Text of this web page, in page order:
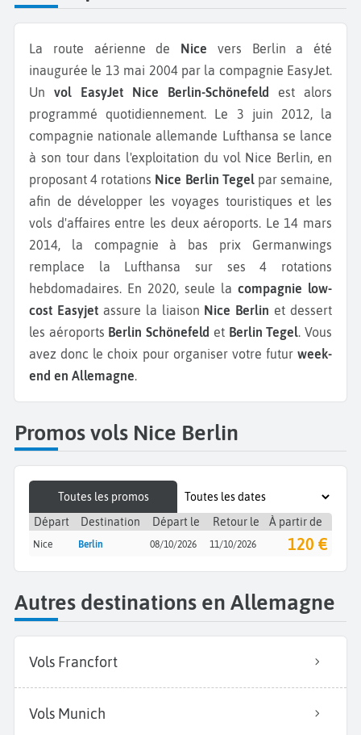
La route aérienne de Nice vers Berlin a été
inaugurée le 13 mai 2004 par la compagnie EasyJet.
Un vol EasyJet Nice Berlin-Schönefeld est alors
programmé quotidiennement. Le 3 juin 2012, la
compagnie nationale allemande Lufthansa se lance
à son tour dans l'exploitation du vol Nice Berlin, en
proposant 4 rotations Nice Berlin Tegelpar semaine,
afin de développer les voyages touristiques et les
vols d'affaires entre les deux aéroports. Le 14 mars
2014, la compagnie à bas prix Germanwings
remplace la Lufthansa sur ses 4 rotations
hebdomadaires. En 2020, seule la compagnie low-
cost Easyjetassure la liaison Nice Berlin et dessert
les aéroports Berlin Schönefeld et Berlin Tegel. Vous
avez donc le choix pour organiser votre futur week-
end en Allemagne.
Promos vols Nice Berlin
Toutes les promos
Départ
Destination Départ le Retour le À partir de
Nice Berlin 08/10/2026 11/10/2026 120 €
Autres destinations en Allemagne
Vols Francfort
Vols Munich